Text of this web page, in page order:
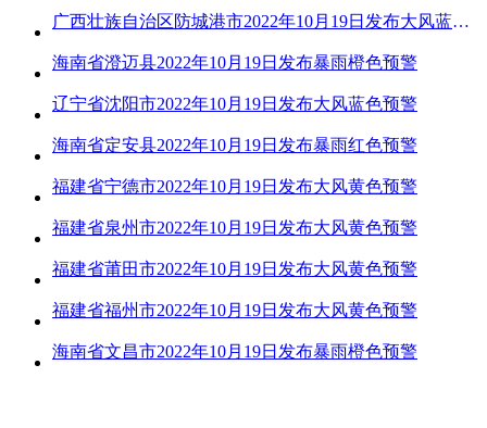
广西壮族自治区防城港市2022年10月19日发布大风蓝色预警
海南省澄迈县2022年10月19日发布暴雨橙色预警
辽宁省沈阳市2022年10月19日发布大风蓝色预警
海南省定安县2022年10月19日发布暴雨红色预警
福建省宁德市2022年10月19日发布大风黄色预警
福建省泉州市2022年10月19日发布大风黄色预警
福建省莆田市2022年10月19日发布大风黄色预警
福建省福州市2022年10月19日发布大风黄色预警
海南省文昌市2022年10月19日发布暴雨橙色预警